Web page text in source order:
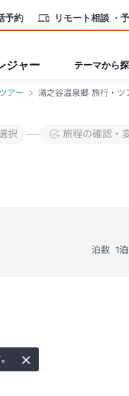
予約 リモート相談 ・
ジャー テーマから
アー 湯之谷温泉郷 旅行・ツ
択 旅程の確認・
泊数 1泊